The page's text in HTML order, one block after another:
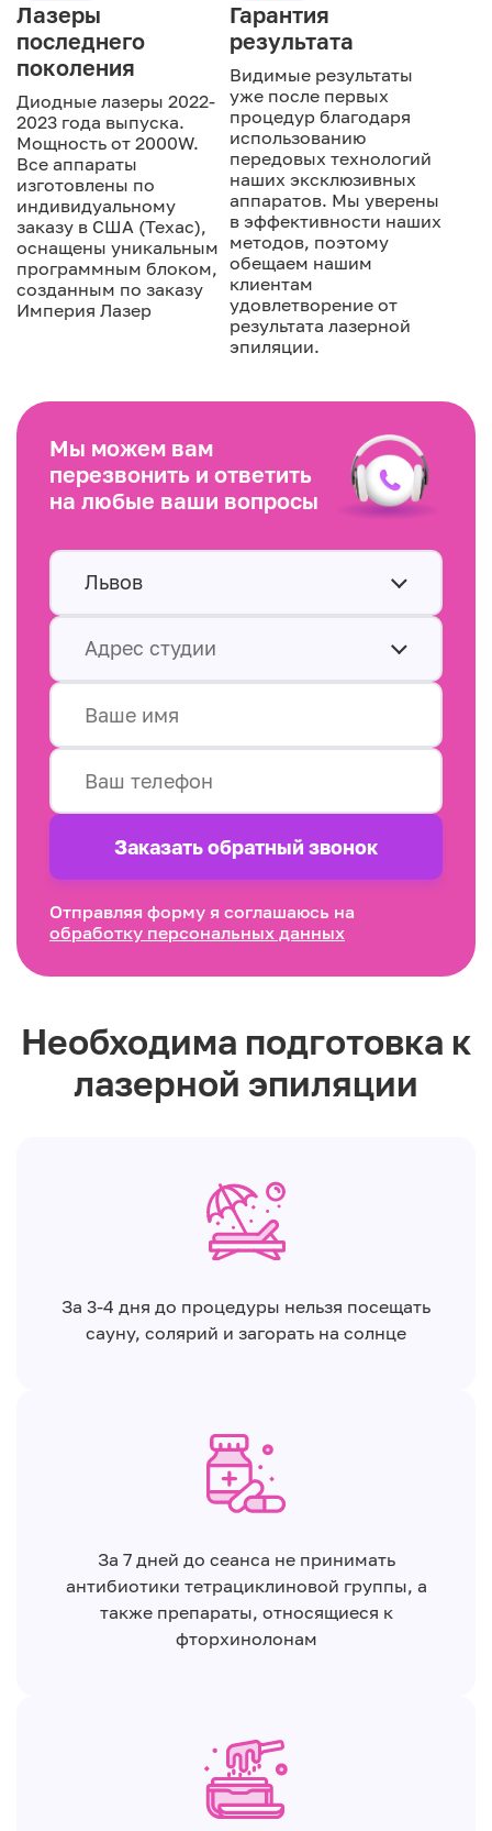
Лазеры
последнего
поколения
Диодные лазеры 2022-
2023 года выпуска.
Мощность от 2000W.
Все аппараты
изготовлены по
индивидуальному
заказу в США (Техас),
оснащены уникальным
программным блоком,
созданным по заказу
Империя Лазер
Гарантия
результата
Видимые результаты
уже после первых
процедур благодаря
использованию
передовых технологий
наших эксклюзивных
аппаратов. Мы уверены
в эффективности наших
методов, поэтому
обещаем нашим
клиентам
удовлетворение от
результата лазерной
эпиляции.
Мы можем вам
перезвонить и ответить
на любые ваши вопросы
Львов
Адрес студии
Заказать обратный звонок
Отправляя форму я соглашаюсь на
обработку персональных данных
Необходима подготовка к
лазерной эпиляции
За 3-4 дня до процедуры нельзя посещать
сауну, солярий и загорать на солнце
За 7 дней до сеанса не принимать
антибиотики тетрациклиновой группы, а
также препараты, относящиеся к
фторхинолонам